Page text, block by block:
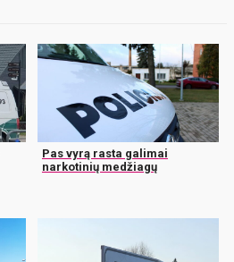
Pas vyrą rasta galimai
narkotinių medžiagų